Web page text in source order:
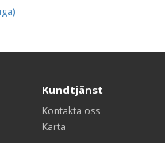
Kundtjänst
Kontakta oss
Karta